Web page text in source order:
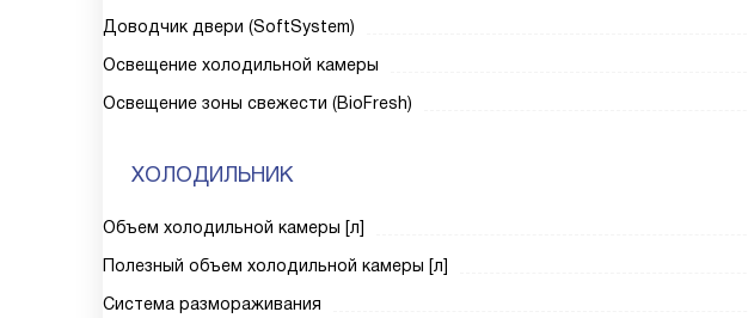
Доводчик двери (SoftSystem)
Освещение холодильной камеры
Освещение зоны свежести (BioFresh)
ХОЛОДИЛЬНИК
Объем холодильной камеры [л]
Полезный объем холодильной камеры [л]
Система размораживания